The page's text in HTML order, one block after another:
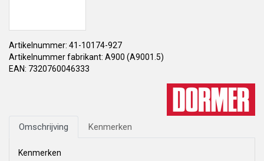
Artikelnummer: 41-10174-927
Artikelnummer fabrikant: A900 (A9001.5)
EAN: 7320760046333
Omschrijving Kenmerken
Kenmerken